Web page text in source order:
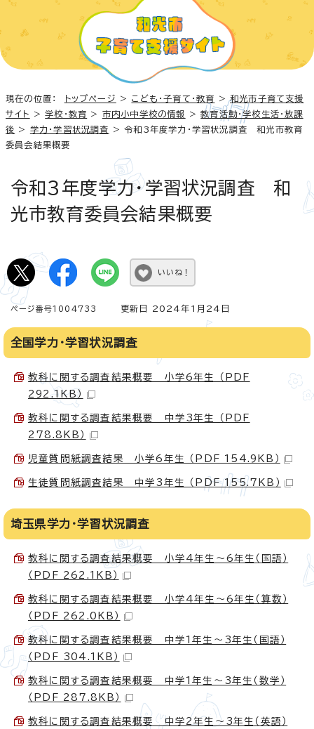
現在の位置： トップページ > こども・子育て・教育 >和光市子育て支援
サイト
>学校・教育 > 市内小中学校の情報 >教育活動・学校生活・放課
後 > 学力・学習状況調査
> 令和3年度学力・学習状況調査 和光市教育
委員会結果概要
令和3年度学力・学習状況調査 和
光市教育委員会結果概要
いいね！
ページ番号1004733 更新日 2024年1月24日
全国学力・学習状況調査
教科に関する調査結果概要 小学6年生 （PDF
292.1KB）
教科に関する調査結果概要 中学3年生 （PDF
278.8KB）
児童質問紙調査結果 小学6年生 （PDF 154.9KB）
生徒質問紙調査結果 中学3年生 （PDF 155.7KB）
埼玉県学力・学習状況調査
教科に関する調査結果概要 小学4年生～6年生（国語）
（PDF 262.1KB）
教科に関する調査結果概要 小学4年生～6年生（算数）
（PDF 262.0KB）
教科に関する調査結果概要 中学1年生～3年生（国語）
（PDF 304.1KB）
教科に関する調査結果概要 中学1年生～3年生（数学）
（PDF 287.8KB）
教科に関する調査結果概要 中学2年生～3年生（英語）